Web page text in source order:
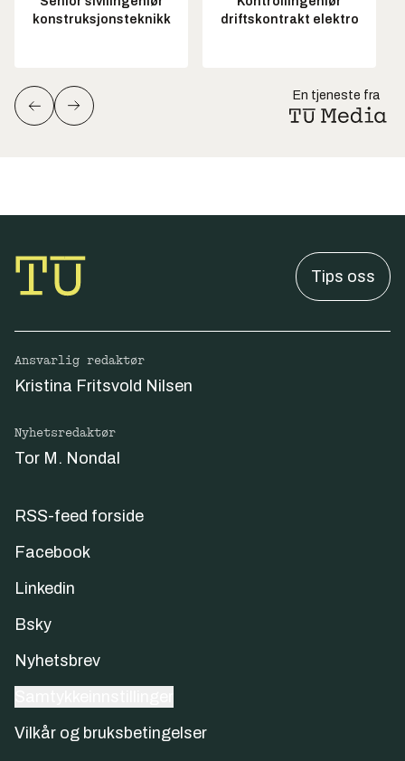
konstruksjonsteknikk
driftskontrakt elektro
En tjeneste fra
Tips oss
Ansvarlig redaktør
Kristina Fritsvold Nilsen
Nyhetsredaktør
Tor M. Nondal
RSS-feed forside
Facebook
Linkedin
Bsky
Nyhetsbrev
Vilkår og bruksbetingelser